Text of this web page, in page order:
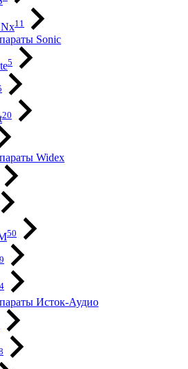
11
Sonic
5
20
Widex
50
4
Исток-Аудио